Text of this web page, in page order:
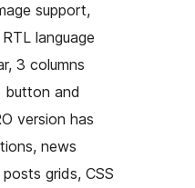
support,
language
3 columns
and
version has
news
grids, CSS